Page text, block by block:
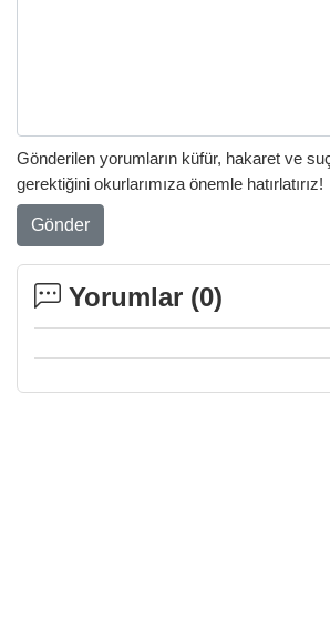
Gönderilen yorumların küfür, hakaret ve
gerektiğini okurlarımıza önemle hatırlatırız!
Gönder
Yorumlar (0)